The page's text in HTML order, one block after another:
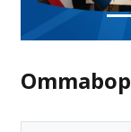
Ommabop